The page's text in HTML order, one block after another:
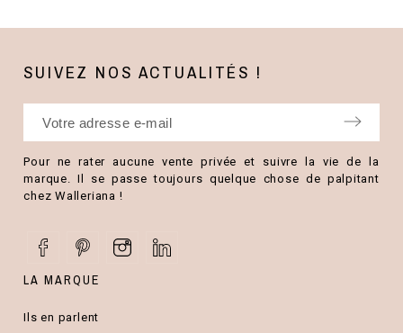
SUIVEZ NOS ACTUALITÉS !
Pour ne rater aucune vente privée et suivre la vie de la
marque. Il se passe toujours quelque chose de palpitant
chez Walleriana !
LA MARQUE
Ils en parlent